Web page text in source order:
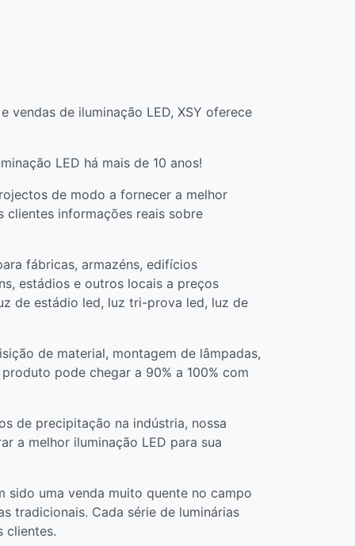
de iluminação LED, XSY oferece
LED há mais de 10 anos!
de modo a fornecer a melhor
clientes informações reais sobre
fábricas, armazéns, edifícios
estádios e outros locais a preços
de estádio led, luz tri-prova led, luz de
de material, montagem de lâmpadas,
pode chegar a 90% a 100% com
de precipitação na indústria, nossa
a melhor iluminação LED para sua
sido uma venda muito quente no campo
tradicionais. Cada série de luminárias
clientes.